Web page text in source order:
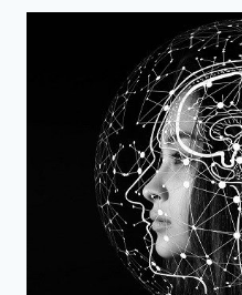
VOEL,
WAT
JIJ
NIET
VOELT…